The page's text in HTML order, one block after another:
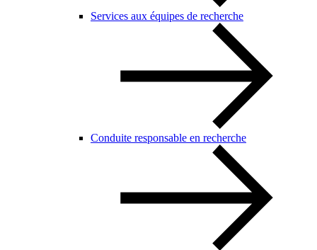
Services aux équipes de recherche
Conduite responsable en recherche